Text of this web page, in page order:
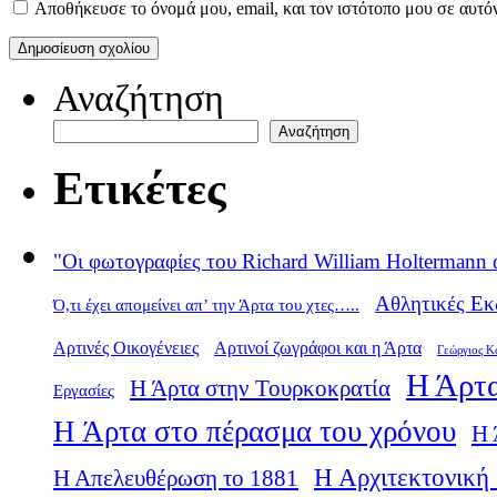
Αποθήκευσε το όνομά μου, email, και τον ιστότοπο μου σε
Αναζήτηση
Αναζήτηση
Ετικέτες
"Οι φωτογραφίες του Richard William Holtermann
Ό,τι έχει απομείνει απ’ την Άρτα του χτες….. Αθλητικές
Αρτινές Οικογένειες Αρτινοί ζωγράφοι και η Άρτα Γεώργιος
Εργασίες Η Άρτα στην Τουρκοκρατία Η
Η Άρτα στο πέρασμα του χρόνου Η
Η Απελευθέρωση το 1881
Η